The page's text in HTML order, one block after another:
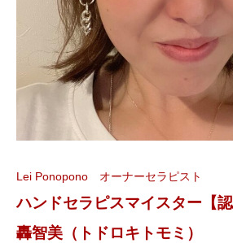
Lei Ponopono オーナーセラピスト
ハンドセラピスマイスター【認
轟智美（トドロキトモミ）